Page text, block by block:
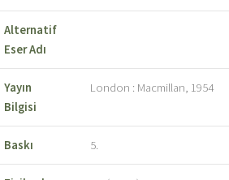
Alternatif
Eser Adı
Yayın
Bilgisi
London : Macmillan, 1954
Baskı 5.